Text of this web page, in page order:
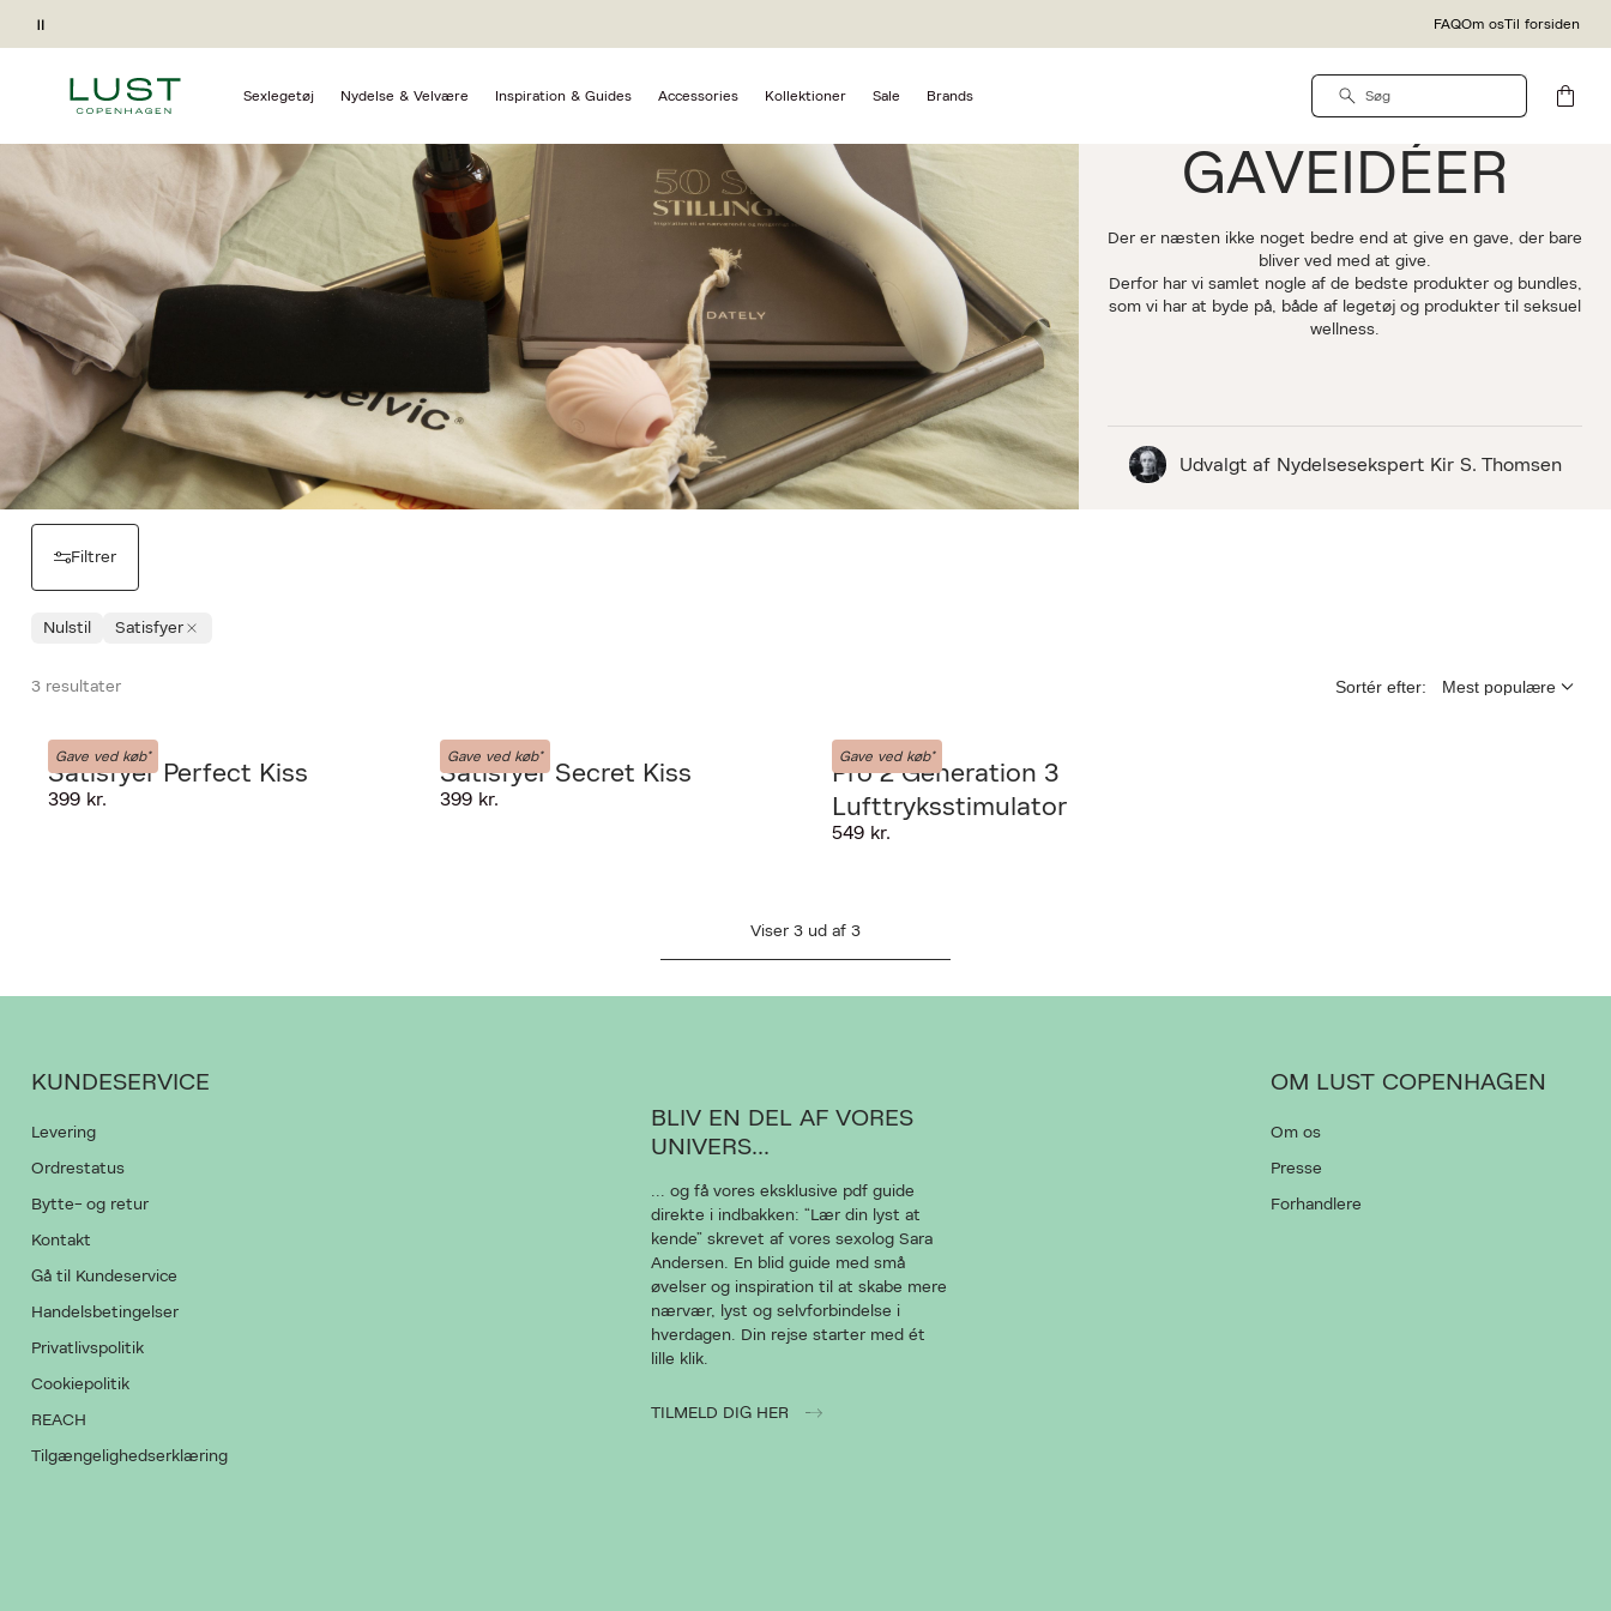
Pause FAQOm osTil forsiden
Sexlegetøj Nydelse & Velvære Inspiration & Guides Accessories Kollektioner Sale Brands
TIL INTIME ØJEBLIKKE
GAVEIDÉER
Der er næsten ikke noget bedre end at give en gave, der bare
bliver ved med at give.
Derfor har vi samlet nogle af de bedste produkter og bundles,
som vi har at byde på, både af legetøj og produkter til seksuel
wellness.
Udvalgt af Nydelsesekspert Kir S. Thomsen
Filtrer
Nulstil Satisfyer
3 resultater Sortér efter:
Gave ved køb*
Satisfyer
Satisfyer Perfect Kiss
399 kr.
Gave ved køb*
Satisfyer
Satisfyer Secret Kiss
399 kr.
Gave ved køb*
Satisfyer
Pro 2 Generation 3
Lufttryksstimulator
549 kr.
Viser 3 ud af 3
KUNDESERVICE
Levering
Ordrestatus
Bytte- og retur
Kontakt
Gå til Kundeservice
Handelsbetingelser
Privatlivspolitik
Cookiepolitik
REACH
Tilgængelighedserklæring
BLIV EN DEL AF VORES
UNIVERS...
... og få vores eksklusive pdf guide
direkte i indbakken: “Lær din lyst at
kende” skrevet af vores sexolog Sara
Andersen. En blid guide med små
øvelser og inspiration til at skabe mere
nærvær, lyst og selvforbindelse i
hverdagen. Din rejse starter med ét
lille klik.
TILMELD DIG HER
OM LUST COPENHAGEN
Om os
Presse
Forhandlere
Ret cookies
PRODUKTET KAN DESVÆRRE IKKE FINDES